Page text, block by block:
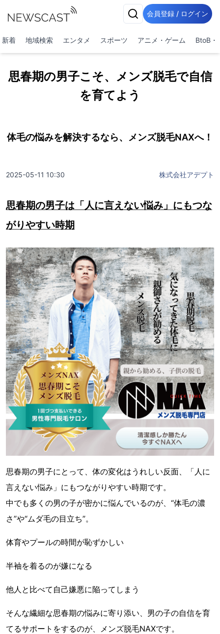
会員登録 / ログイン
新着 地域検索 エンタメ スポーツ アニメ・ゲーム BtoB・
思春期の男子こそ、メンズ脱毛で自信
を育てよう
体毛の悩みを解決するなら、メンズ脱毛NAXへ！
2025-05-11 10:30 株式会社アデプト
思春期の男子は「人に言えない悩み」にもつな
がりやすい時期
思春期の男子にとって、体の変化はうれしい反面、「人に
言えない悩み」にもつながりやすい時期です。
中でも多くの男の子が密かに悩んでいるのが、“体毛の濃
さ”や“ムダ毛の目立ち”。
体育やプールの時間が恥ずかしい
半袖を着るのが嫌になる
他人と比べて自己嫌悪に陥ってしまう
そんな繊細な思春期の悩みに寄り添い、男の子の自信を育
てるサポートをするのが、メンズ脱毛NAXです。